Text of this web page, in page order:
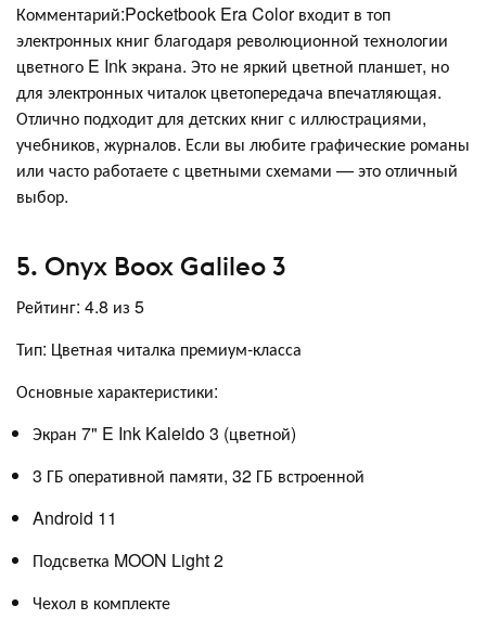
Комментарий:Pocketbook Era Color входит в топ
электронных книг благодаря революционной технологии
цветного E Ink экрана. Это не яркий цветной планшет, но
для электронных читалок цветопередача впечатляющая.
Отлично подходит для детских книг с иллюстрациями,
учебников, журналов. Если вы любите графические романы
или часто работаете с цветными схемами — это отличный
выбор.
5. Onyx Boox Galileo 3
Рейтинг: 4.8 из 5
Тип: Цветная читалка премиум-класса
Основные характеристики:
Экран 7" E Ink Kaleido 3 (цветной)
3 ГБ оперативной памяти, 32 ГБ встроенной
Android 11
Подсветка MOON Light 2
Чехол в комплекте